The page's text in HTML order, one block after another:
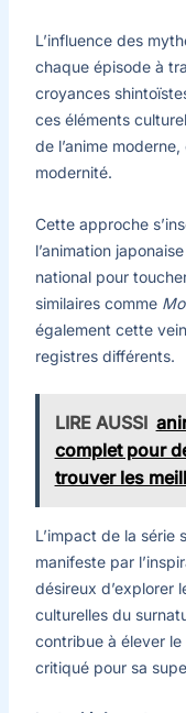
L’influence des
chaque épisode à
croyances
ces éléments
de l’anime
modernité.
Cette approche
l’animation
national pour
similaires comme
également cette
registres différents.
LIRE AUSSI
complet pour
trouver les
L’impact de la série
manifeste par
désireux d’explorer
culturelles du
contribue à élever le
critiqué pour sa